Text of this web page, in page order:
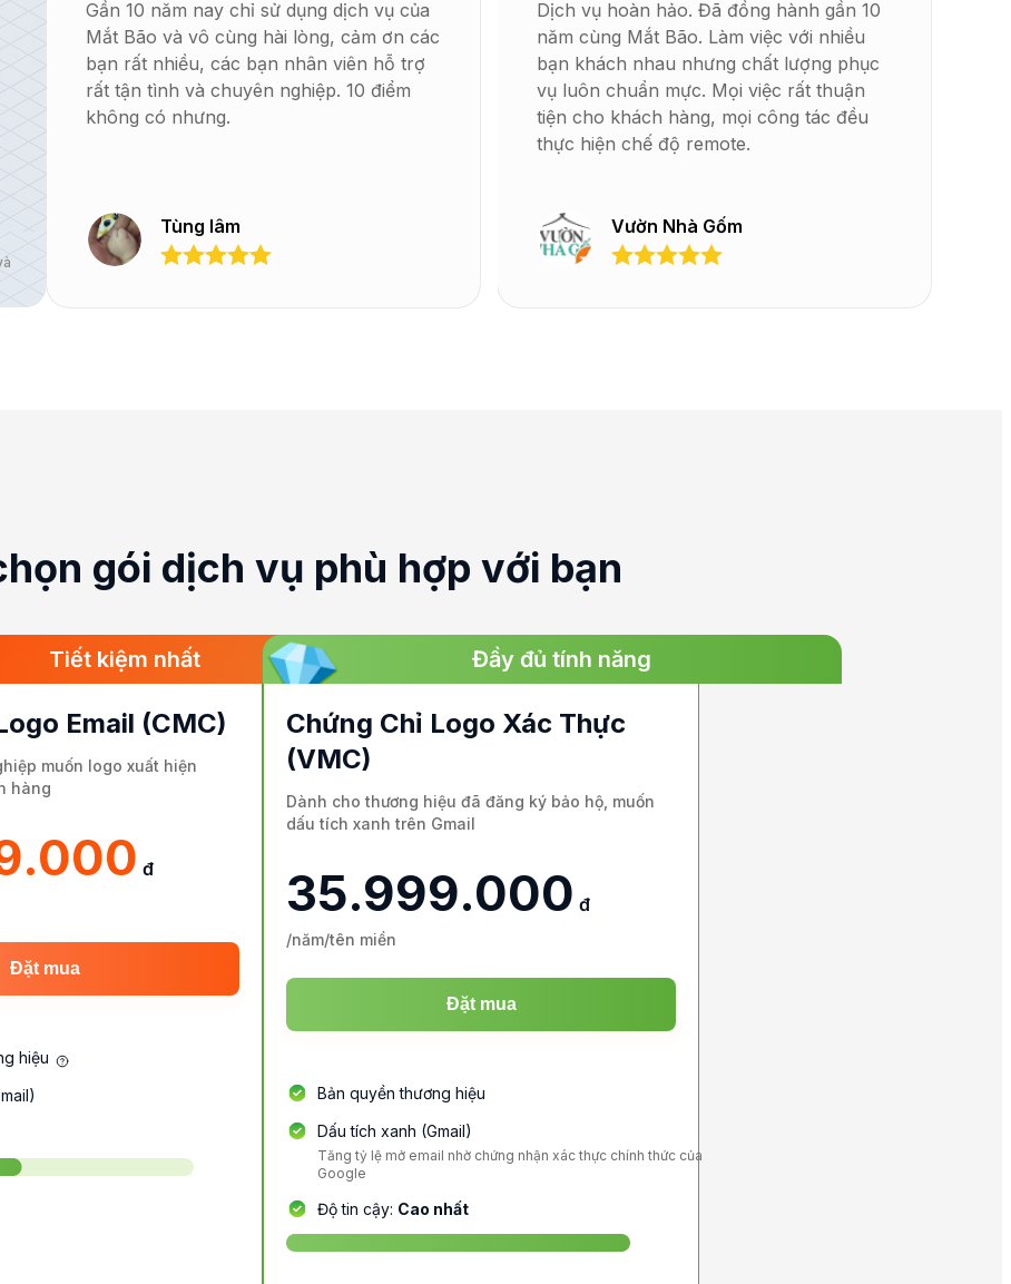
Gần 10 năm nay chỉ sử dụng dịch vụ của
Mắt Bão và vô cùng hài lòng, cảm ơn các
bạn rất nhiều, các bạn nhân viên hỗ trợ
rất tận tình và chuyên nghiệp. 10 điểm
không có nhưng.
Tùng lâm
Dịch vụ hoàn hảo. Đã đồng hành gần 10
năm cùng Mắt Bão. Làm việc với nhiều
bạn khách nhau nhưng chất lượng phục
vụ luôn chuẩn mực. Mọi việc rất thuận
tiện cho khách hàng, mọi công tác đều
thực hiện chế độ remote.
Vườn Nhà Gốm
gói dịch vụ phù hợp với bạn
Tiết kiệm nhất
Email (CMC)
muốn logo xuất hiện
hàng
đ
Đặt mua
hiệu
Đầy đủ tính năng
Chứng Chỉ Logo Xác Thực
(VMC)
Dành cho thương hiệu đã đăng ký bảo hộ, muốn
dấu tích xanh trên Gmail
35.999.000 đ
/năm/tên miền
Đặt mua
Bản quyền thương hiệu
Dấu tích xanh (Gmail)
Tăng tỷ lệ mở email nhờ chứng nhận xác thực chính thức của
Google
Độ tin cậy: Cao nhất